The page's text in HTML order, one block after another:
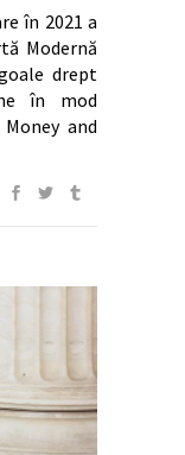
în 2021 a
Modernă
drept
în mod
and